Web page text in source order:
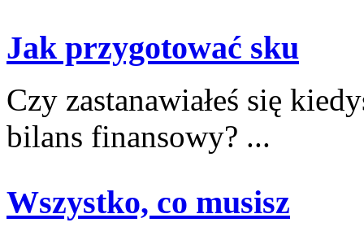
Jak przygotować sku
Czy zastanawiałeś się
⁤bilans ​finansowy? ...
Wszystko, co musisz